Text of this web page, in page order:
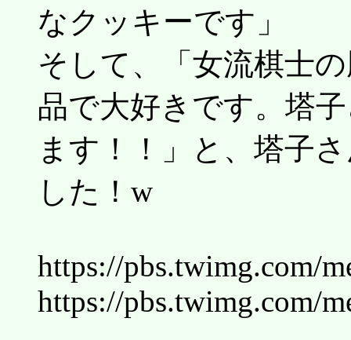
なクッキーです」
そして、「女流棋士
品で大好きです。塔
ます！！」と、塔子
した！w
https://pbs.twimg.com/
https://pbs.twimg.com/